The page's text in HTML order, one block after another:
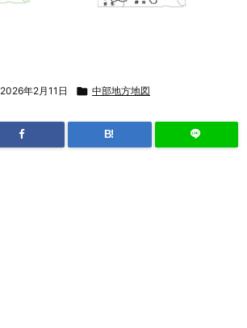
2026年2月11日  中部地方地図
B!